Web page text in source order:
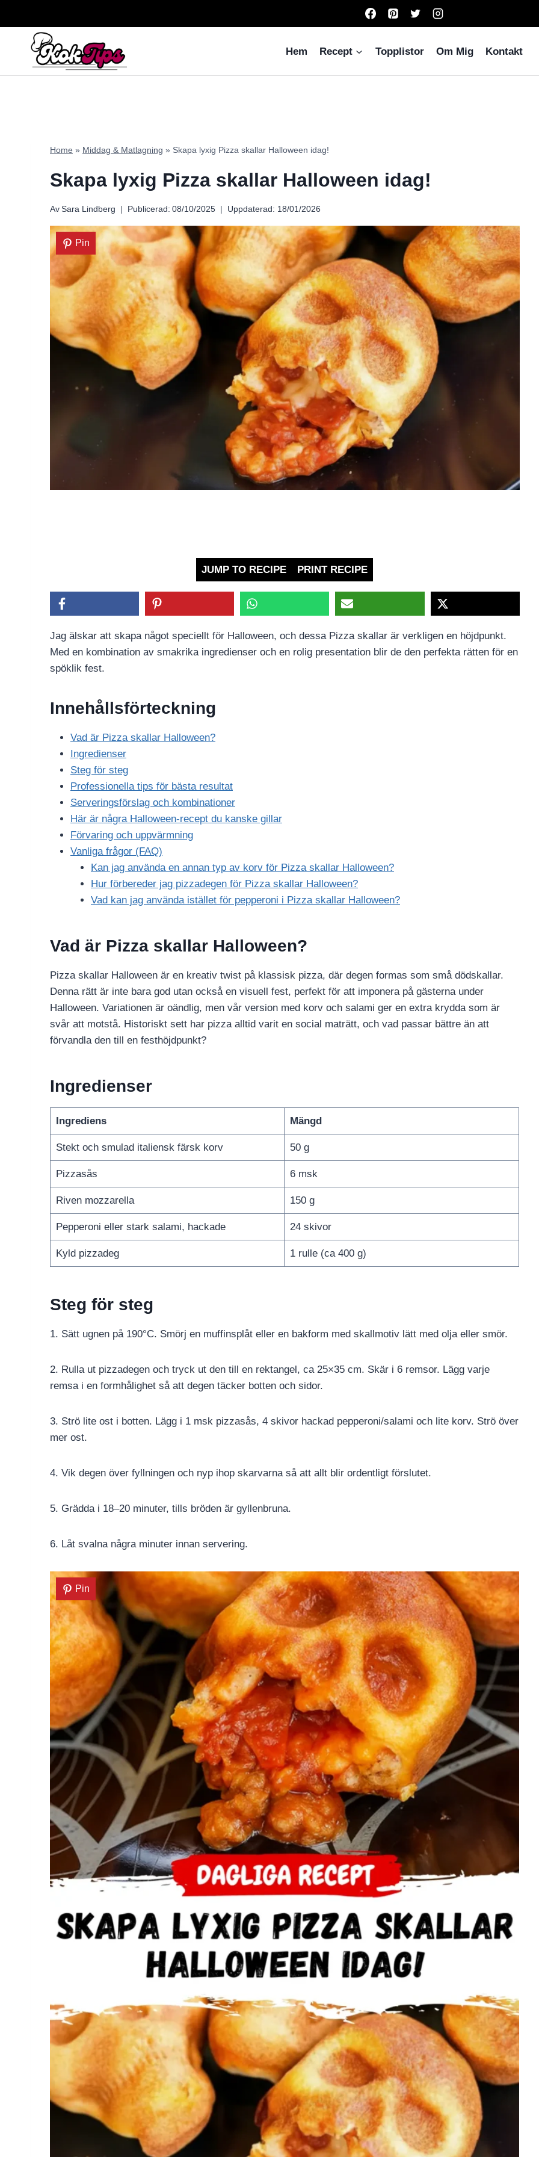
Hem
Recept Topplistor Om Mig Kontakt
Home » Middag & Matlagning » Skapa lyxig Pizza skallar Halloween idag!
Skapa lyxig Pizza skallar Halloween idag!
Av Sara Lindberg Publicerad: 08/10/2025 Uppdaterad: 18/01/2026
Pin
JUMP TO RECIPE PRINT RECIPE
Jag älskar att skapa något speciellt för Halloween, och dessa Pizza skallar är verkligen en höjdpunkt.
Med en kombination av smakrika ingredienser och en rolig presentation blir de den perfekta rätten för en
spöklik fest.
Innehållsförteckning
Vad är Pizza skallar Halloween?
Ingredienser
Steg för steg
Professionella tips för bästa resultat
Serveringsförslag och kombinationer
Här är några Halloween-recept du kanske gillar
Förvaring och uppvärmning
Vanliga frågor (FAQ)
Kan jag använda en annan typ av korv för Pizza skallar Halloween?
Hur förbereder jag pizzadegen för Pizza skallar Halloween?
Vad kan jag använda istället för pepperoni i Pizza skallar Halloween?
Vad är Pizza skallar Halloween?
Pizza skallar Halloween är en kreativ twist på klassisk pizza, där degen formas som små dödskallar.
Denna rätt är inte bara god utan också en visuell fest, perfekt för att imponera på gästerna under
Halloween. Variationen är oändlig, men vår version med korv och salami ger en extra krydda som är
svår att motstå. Historiskt sett har pizza alltid varit en social maträtt, och vad passar bättre än att
förvandla den till en festhöjdpunkt?
Ingredienser
Ingrediens Mängd
Stekt och smulad italiensk färsk korv 50 g
Pizzasås 6 msk
Riven mozzarella 150 g
Pepperoni eller stark salami, hackade 24 skivor
Kyld pizzadeg 1 rulle (ca 400 g)
Steg för steg
1. Sätt ugnen på 190°C. Smörj en muffinsplåt eller en bakform med skallmotiv lätt med olja eller smör.
2. Rulla ut pizzadegen och tryck ut den till en rektangel, ca 25×35 cm. Skär i 6 remsor. Lägg varje
remsa i en formhålighet så att degen täcker botten och sidor.
3. Strö lite ost i botten. Lägg i 1 msk pizzasås, 4 skivor hackad pepperoni/salami och lite korv. Strö över
mer ost.
4. Vik degen över fyllningen och nyp ihop skarvarna så att allt blir ordentligt förslutet.
5. Grädda i 18–20 minuter, tills bröden är gyllenbruna.
6. Låt svalna några minuter innan servering.
Pin